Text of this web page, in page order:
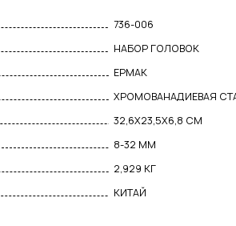
736-006
НАБОР ГОЛОВОК
ЕРМАК
ХРОМОВАНАДИЕВАЯ
32,6X23,5X6,8 СМ
8-32 ММ
2,929 КГ
КИТАЙ